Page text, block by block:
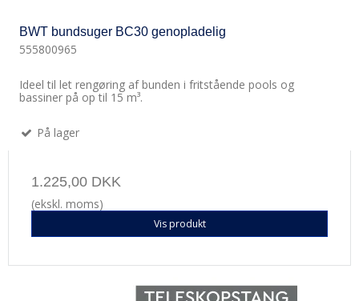
BWT bundsuger BC30 genopladelig
555800965
Ideel til let rengøring af bunden i fritstående pools og
bassiner på op til 15 m³.
På lager
1.225,00 DKK
(ekskl. moms)
Vis produkt